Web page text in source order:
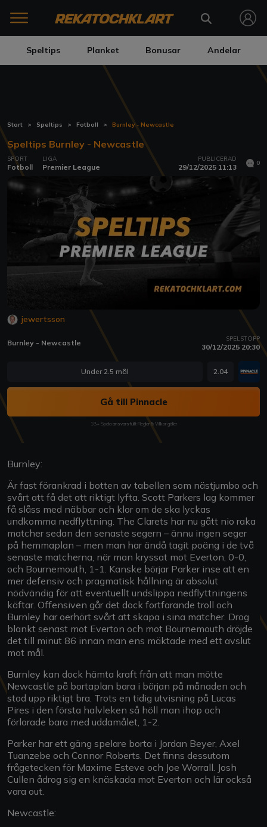
Speltips Planket Bonusar Andelar
Start Speltips Fotboll Burnley - Newcastle
Speltips Burnley - Newcastle
SPORT
Fotboll
LIGA
Premier League
PUBLICERAD
29/12/2025 11:13 0
jewertsson
Burnley - Newcastle SPELSTOPP
30/12/2025 20:30
Under 2.5 mål 2.04
Gå till Pinnacle
18+ Spela ansvarsfullt Regler & Villkor gäller
Burnley:
Är fast förankrad i botten av tabellen som nästjumbo och
svårt att få det att riktigt lyfta. Scott Parkers lag kommer
få slåss med näbbar och klor om de ska lyckas
undkomma nedflyttning. The Clarets har nu gått nio raka
matcher sedan den senaste segern – ännu ingen seger
på hemmaplan – men man har ändå tagit poäng i de två
senaste matcherna, när man kryssat mot Everton, 0-0,
och Bournemouth, 1-1. Kanske börjar Parker inse att en
mer defensiv och pragmatisk hållning är absolut
nödvändig för att eventuellt undslippa nedflyttningens
käftar. Offensiven går det dock fortfarande troll och
Burnley har oerhört svårt att skapa i sina matcher. Drog
blankt senast mot Everton och mot Bournemouth dröjde
det till minut 86 innan man ens mäktade med ett avslut
mot mål.
Burnley kan dock hämta kraft från att man mötte
Newcastle på bortaplan bara i början på månaden och
stod upp riktigt bra. Trots en tidig utvisning på Lucas
Pires i den första halvleken så höll man ihop och
förlorade bara med uddamålet, 1-2.
Parker har ett gäng spelare borta i Jordan Beyer, Axel
Tuanzebe och Connor Roberts. Det finns dessutom
frågetecken för Maxime Esteve och Joe Worrall. Josh
Cullen ådrog sig en knäskada mot Everton och lär också
vara out.
Newcastle: